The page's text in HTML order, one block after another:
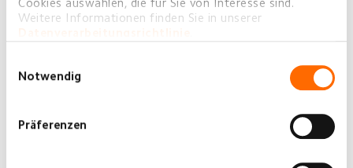
Cookies auswählen, die für Sie von Interesse sind.
Weitere Informationen finden Sie in unserer
Notwendig
Präferenzen